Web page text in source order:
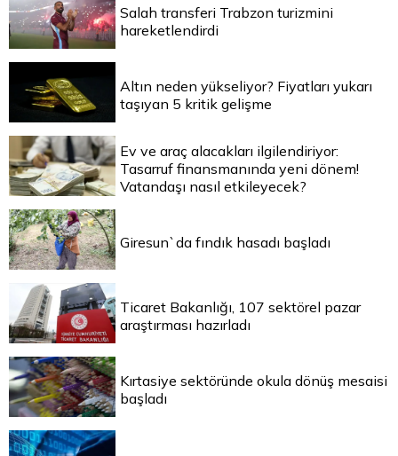
Salah transferi Trabzon turizmini
hareketlendirdi
Altın neden yükseliyor? Fiyatları yukarı
taşıyan 5 kritik gelişme
Ev ve araç alacakları ilgilendiriyor:
Tasarruf finansmanında yeni dönem!
Vatandaşı nasıl etkileyecek?
Giresun`da fındık hasadı başladı
Ticaret Bakanlığı, 107 sektörel pazar
araştırması hazırladı
Kırtasiye sektöründe okula dönüş mesaisi
başladı